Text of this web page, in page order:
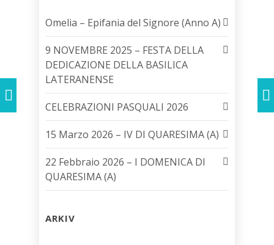
Omelia – Epifania del Signore (Anno A)
9 NOVEMBRE 2025 – FESTA DELLA
DEDICAZIONE DELLA BASILICA
LATERANENSE
CELEBRAZIONI PASQUALI 2026
15 Marzo 2026 – IV DI QUARESIMA (A)
22 Febbraio 2026 – I DOMENICA DI
QUARESIMA (A)
ARKIV